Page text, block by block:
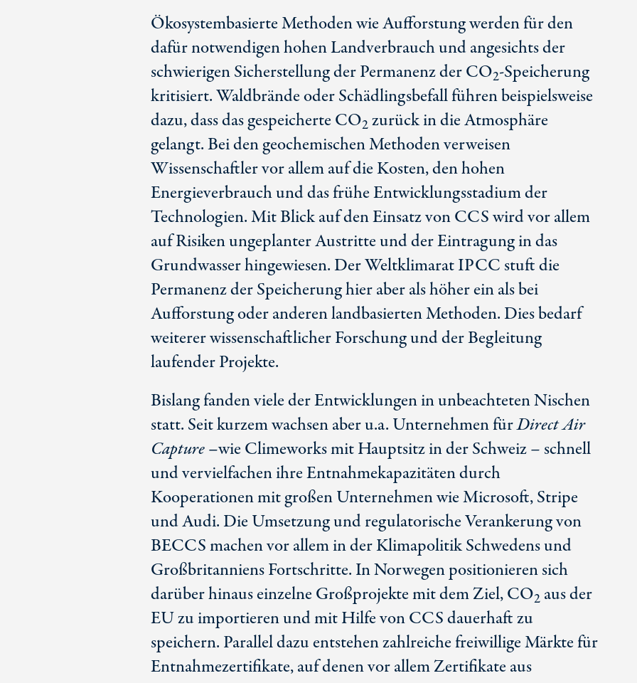
Ökosystembasierte Methoden wie Aufforstung werden für den
dafür notwendigen hohen Landverbrauch und angesichts der
schwierigen Sicherstellung der Permanenz der CO2-Speicherung
kritisiert. Waldbrände oder Schädlingsbefall führen beispielsweise
dazu, dass das gespeicherte CO2zurück in die Atmosphäre
gelangt. Bei den geochemischen Methoden verweisen
Wissenschaftler vor allem auf die Kosten, den hohen
Energieverbrauch und das frühe Entwicklungsstadium der
Technologien. Mit Blick auf den Einsatz von CCS wird vor allem
auf Risiken ungeplanter Austritte und der Eintragung in das
Grundwasser hingewiesen. Der Weltklimarat IPCC stuft die
Permanenz der Speicherung hier aber als höher ein als bei
Aufforstung oder anderen landbasierten Methoden. Dies bedarf
weiterer wissenschaftlicher Forschung und der Begleitung
laufender Projekte.
Bislang fanden viele der Entwicklungen in unbeachteten Nischen
statt. Seit kurzem wachsen aber u.a. Unternehmen fürDirect Air
Capture–wie Climeworks mit Hauptsitz in der Schweiz– schnell
und vervielfachen ihre Entnahmekapazitäten durch
Kooperationen mit großen Unternehmen wie Microsoft, Stripe
und Audi. Die Umsetzung und regulatorische Verankerung von
BECCS machen vor allem in der Klimapolitik Schwedens und
Großbritanniens Fortschritte. In Norwegen positionieren sich
darüber hinaus einzelne Großprojekte mit dem Ziel, CO2 aus der
EU zu importieren und mit Hilfe von CCS dauerhaft zu
speichern. Parallel dazu entstehen zahlreiche freiwillige Märkte für
Entnahmezertifikate, auf denen vor allem Zertifikate aus